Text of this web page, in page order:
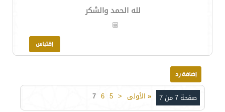
لله الحمد والشكر
صفحة 7 من 7 « الأولى <
5
6
7